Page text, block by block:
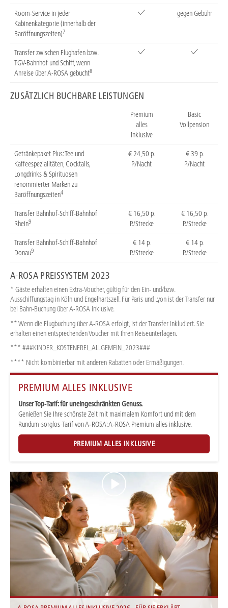
Room-Service in jeder
Kabinenkategorie (innerhalb der
Baröffnungszeiten)7
gegen Gebühr
Transfer zwischen Flughafen bzw.
TGV-Bahnhof und Schiff, wenn
Anreise über A-ROSA gebucht8
ZUSÄTZLICH BUCHBARE LEISTUNGEN
Premium
alles
inklusive
Basic
Vollpension
Getränkepaket Plus: Tee und
Kaffeespezialitäten, Cocktails,
Longdrinks & Spirituosen
renommierter Marken zu
Baröffnungszeiten4
€ 24,50 p.
P./Nacht
€ 39 p.
P./Nacht
Transfer Bahnhof-Schiff-Bahnhof
Rhein9
€ 16,50 p.
P./Strecke
€ 16,50 p.
P./Strecke
Transfer Bahnhof-Schiff-Bahnhof
Donau9
€ 14 p.
P./Strecke
€ 14 p.
P./Strecke
A-ROSA PREISSYSTEM 2023
* Gäste erhalten einen Extra-Voucher, gültig für den Ein- und/bzw.
Ausschiffungstag in Köln und Engelhartszell. Für Paris und Lyon ist der Transfer nur
bei Bahn-Buchung über A-ROSA inklusive.
** Wenn die Flugbuchung über A-ROSA erfolgt, ist der Transfer inkludiert. Sie
erhalten einen entsprechenden Voucher mit Ihren Reiseunterlagen.
*** ###KINDER_KOSTENFREI_ALLGEMEIN_2023###
**** Nicht kombinierbar mit anderen Rabatten oder Ermäßigungen.
PREMIUM ALLES INKLUSIVE
Unser Top-Tarif: für uneingeschränkten Genuss.
Genießen Sie Ihre schönste Zeit mit maximalem Komfort und mit dem
Rundum-sorglos-Tarif von A‑ROSA: A‑ROSA Premium alles inklusive.
PREMIUM ALLES INKLUSIVE